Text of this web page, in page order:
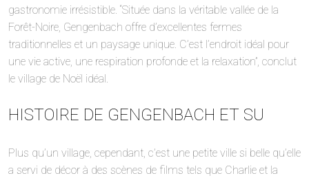
gastronomie irrésistible. “Située dans la véritable vallée de la
Forêt-Noire, Gengenbach offre d’excellentes fermes
traditionnelles et un paysage unique. C’est l’endroit idéal pour
une vie active, une respiration profonde et la relaxation”, conclut
le village de Noël idéal.
HISTOIRE DE GENGENBACH ET SU
Plus qu’un village, cependant, c’est une petite ville si belle qu’elle
a servi de décor à des scènes de films tels que Charlie et la